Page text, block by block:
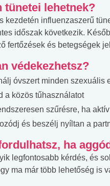
tünetei lehetnek?
kezdetén influenzaszerű
időszak következik.
fertőzések és betegségek
védekezhetsz?
óvszert minden szexuális
a közös tűhasználatot
szűrésre, ha
és beszélj nyíltan a
ha
legfontosabb kérdés, és
ma már több lehetőség is